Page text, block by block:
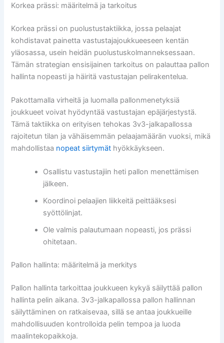
Korkea prässi: määritelmä ja tarkoitus
Korkea prässi on puolustustaktiikka, jossa pelaajat
kohdistavat painetta vastustajajoukkueeseen kentän
yläosassa, usein heidän puolustuskolmanneksessaan.
Tämän strategian ensisijainen tarkoitus on palauttaa pallon
hallinta nopeasti ja häiritä vastustajan pelirakentelua.
Pakottamalla virheitä ja luomalla pallonmenetyksiä
joukkueet voivat hyödyntää vastustajan epäjärjestystä.
Tämä taktiikka on erityisen tehokas 3v3-jalkapallossa
rajoitetun tilan ja vähäisemmän pelaajamäärän vuoksi, mikä
mahdollistaa nopeat siirtymät hyökkäykseen.
Osallistu vastustajiin heti pallon menettämisen
jälkeen.
Koordinoi pelaajien liikkeitä peittääksesi
syöttölinjat.
Ole valmis palautumaan nopeasti, jos prässi
ohitetaan.
Pallon hallinta: määritelmä ja merkitys
Pallon hallinta tarkoittaa joukkueen kykyä säilyttää pallon
hallinta pelin aikana. 3v3-jalkapallossa pallon hallinnan
säilyttäminen on ratkaisevaa, sillä se antaa joukkueille
mahdollisuuden kontrolloida pelin tempoa ja luoda
maalintekopaikkoja.